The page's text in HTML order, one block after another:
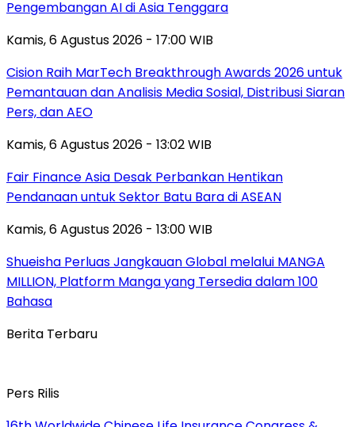
Pengembangan AI di Asia Tenggara
Kamis, 6 Agustus 2026 - 17:00 WIB
Cision Raih MarTech Breakthrough Awards 2026 untuk
Pemantauan dan Analisis Media Sosial, Distribusi Siaran
Pers, dan AEO
Kamis, 6 Agustus 2026 - 13:02 WIB
Fair Finance Asia Desak Perbankan Hentikan
Pendanaan untuk Sektor Batu Bara di ASEAN
Kamis, 6 Agustus 2026 - 13:00 WIB
Shueisha Perluas Jangkauan Global melalui MANGA
MILLION, Platform Manga yang Tersedia dalam 100
Bahasa
Berita Terbaru
Pers Rilis